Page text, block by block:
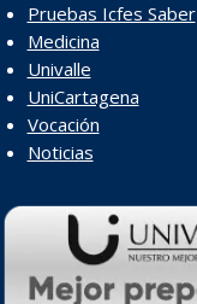
Pruebas Icfes Saber
Medicina
Univalle
UniCartagena
Vocación
Noticias